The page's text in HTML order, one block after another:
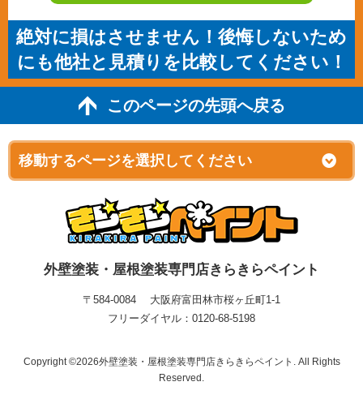
絶対に損はさせません！後悔しないため
にも他社と見積りを比較してください！
このページの先頭へ戻る
外壁塗装・屋根塗装専門店きらきらペイント
〒584-0084 大阪府富田林市桜ヶ丘町1-1
フリーダイヤル：0120-68-5198
Copyright ©2026外壁塗装・屋根塗装専門店きらきらペイント. All Rights
Reserved.